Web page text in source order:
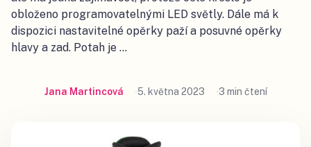
obloženo programovatelnými LED světly. Dále má k
dispozici nastavitelné opěrky paží a posuvné opěrky
hlavy a zad. Potah je …
Jana Martincová 5. května 2023 3 min čtení